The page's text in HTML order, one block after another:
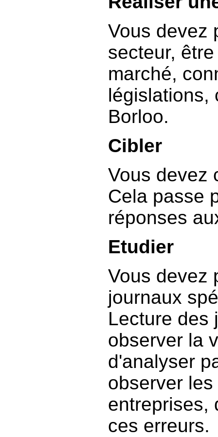
Vous devez
secteur,
marché,
législations,
Borloo.
Cibler
Vous devez
Cela passe
réponses
Etudier
Vous devez
journaux
Lecture des
observer la
d'analyser
observer
entreprises,
ces erreurs.